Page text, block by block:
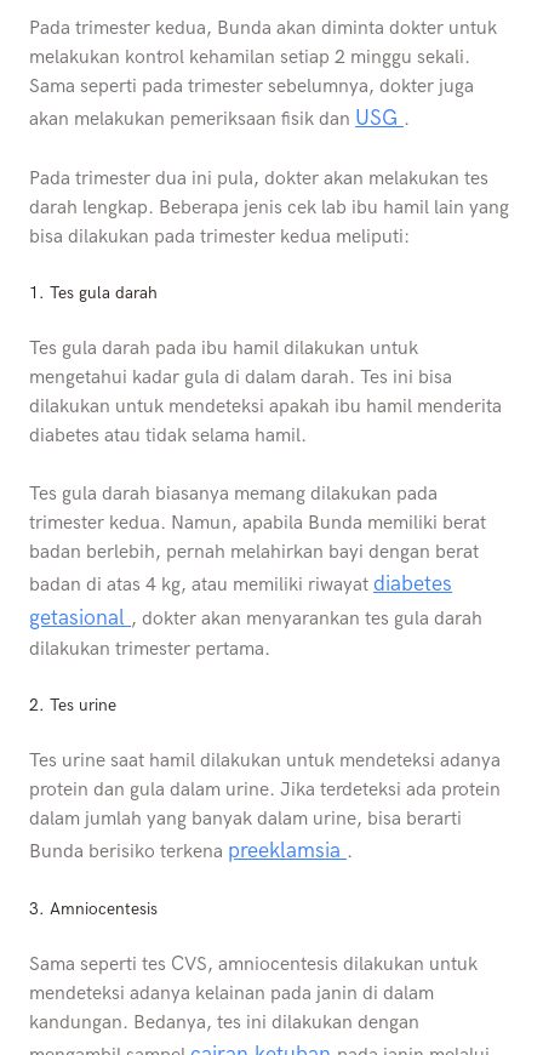
Pada trimester kedua, Bunda akan diminta dokter untuk
melakukan kontrol kehamilan setiap 2 minggu sekali.
Sama seperti pada trimester sebelumnya, dokter juga
akan melakukan pemeriksaan fisik dan USG .
Pada trimester dua ini pula, dokter akan melakukan tes
darah lengkap. Beberapa jenis cek lab ibu hamil lain yang
bisa dilakukan pada trimester kedua meliputi:
1. Tes gula darah
Tes gula darah pada ibu hamil dilakukan untuk
mengetahui kadar gula di dalam darah. Tes ini bisa
dilakukan untuk mendeteksi apakah ibu hamil menderita
diabetes atau tidak selama hamil.
Tes gula darah biasanya memang dilakukan pada
trimester kedua. Namun, apabila Bunda memiliki berat
badan berlebih, pernah melahirkan bayi dengan berat
badan di atas 4 kg, atau memiliki riwayat diabetes
getasional , dokter akan menyarankan tes gula darah
dilakukan trimester pertama.
2. Tes urine
Tes urine saat hamil dilakukan untuk mendeteksi adanya
protein dan gula dalam urine. Jika terdeteksi ada protein
dalam jumlah yang banyak dalam urine, bisa berarti
Bunda berisiko terkena preeklamsia .
3. Amniocentesis
Sama seperti tes CVS, amniocentesis dilakukan untuk
mendeteksi adanya kelainan pada janin di dalam
kandungan. Bedanya, tes ini dilakukan dengan